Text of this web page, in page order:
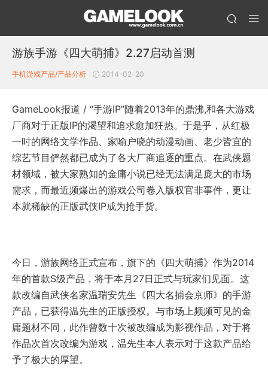
游族手游《四大萌捕》2.27启动首测
手机游戏产品/产品分析 2014-02-20
GameLook报道 / “手游IP”随着2013年的鼎沸,和各大游戏
厂商对于正版IP的渴望和追求愈加狂热。于是乎，从红极
一时的网络文学作品、家喻户晓的动漫动画、老少皆宜的
综艺节目俨然都已成为了各大厂商追逐的重点。在武侠题
材领域，被大家熟知的金庸小说已经无法满足庞大的市场
需求，而最近频爆出的游戏公司卷入版权官非事件，更让
本就稀缺的正版武侠IP成为抢手货。
今日，游族网络正式宣布，旗下的《四大萌捕》作为2014
年的首款S级产品，将于本月27日正式与玩家们见面。这
款改编自武侠名家温瑞安先生《四大名捕会京师》的手游
产品，已获得温先生的正版授权。与市场上频频可见的金
庸题材不同，此作曾数十次被改编成为影视作品，对于将
作品次首次改编为游戏，温先生本人表示对于这款产品给
予了极大的厚望。